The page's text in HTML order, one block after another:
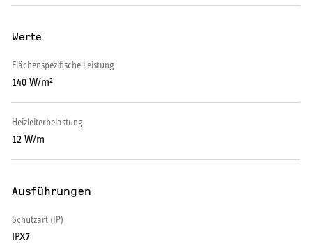
Kochendwassergeräte
Händetrockner
Lüftungsanlagen
Werte
Flächenspezifische Leistung
140 W/m²
Heizleiterbelastung
12 W/m
Ausführungen
Schutzart (IP)
IPX7